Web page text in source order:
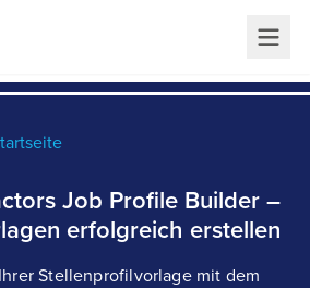
Job Profile Builder –
erfolgreich erstellen
Stellenprofilvorlage mit dem